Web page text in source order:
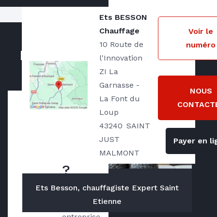
Notre zone d'intervention
Saint Just Malmont, nous
intervenons sur la région stéphanoise, le
bassin de l'Ondaine et le Nord-Est de la
Haute-Loire dans un rayon de 35 Km.
sommes
?
1982, notre
Ets BESSON
Chauffage
10 Route de
l'Innovation
ZI La
Garnasse -
La Font du
Loup
43240 SAINT
JUST
MALMONT
Voir le
numéro
NOUS
Payer en
Nos actualités
Ets Besson, chauffagiste Expert Saint
Etienne